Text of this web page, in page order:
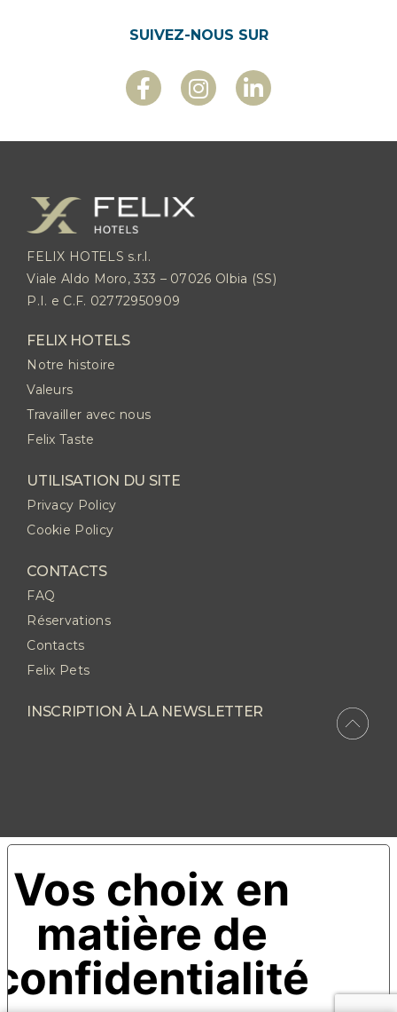
SUIVEZ-NOUS SUR
FELIX HOTELS s.r.l.
Viale Aldo Moro, 333 – 07026 Olbia (SS)
P.I. e C.F. 02772950909
FELIX HOTELS
Notre histoire
Valeurs
Travailler avec nous
Felix Taste
UTILISATION DU SITE
Privacy Policy
Cookie Policy
CONTACTS
FAQ
Réservations
Contacts
Felix Pets
INSCRIPTION À LA NEWSLETTER
Vos choix en
matière de